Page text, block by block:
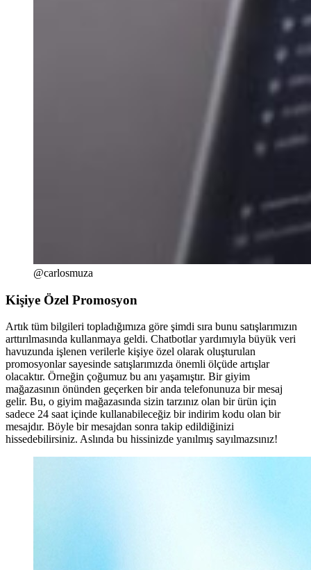
@carlosmuza
Kişiye Özel Promosyon
Artık tüm bilgileri topladığımıza göre şimdi sıra bunu satışlarımızın
arttırılmasında kullanmaya geldi. Chatbotlar yardımıyla büyük veri
havuzunda işlenen verilerle kişiye özel olarak oluşturulan
promosyonlar sayesinde satışlarımızda önemli ölçüde artışlar
olacaktır. Örneğin çoğumuz bu anı yaşamıştır. Bir giyim
mağazasının önünden geçerken bir anda telefonunuza bir mesaj
gelir. Bu, o giyim mağazasında sizin tarzınız olan bir ürün için
sadece 24 saat içinde kullanabileceğiz bir indirim kodu olan bir
mesajdır. Böyle bir mesajdan sonra takip edildiğinizi
hissedebilirsiniz. Aslında bu hissinizde yanılmış sayılmazsınız!